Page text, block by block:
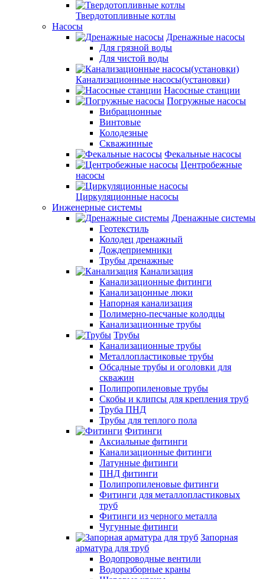
Твердотопливные котлы
Насосы
Дренажные насосы
Для грязной воды
Для чистой воды
Канализационные насосы(установки)
Насосные станции
Погружные насосы
Вибрационные
Винтовые
Колодезные
Скважинные
Фекальные насосы
Центробежные
насосы
Циркуляционные насосы
Инженерные системы
Дренажные системы
Геотекстиль
Колодец дренажный
Дождеприемники
Трубы дренажные
Канализация
Канализационные фитинги
Канализацонные люки
Напорная канализация
Полимерно-песчаные колодцы
Канализационные трубы
Трубы
Канализационные трубы
Металлопластиковые трубы
Обсадные трубы и оголовки для
скважин
Полипропиленовые трубы
Скобы и клипсы для крепления труб
Труба ПНД
Трубы для теплого пола
Фитинги
Аксиальные фитинги
Канализационные фитинги
Латунные фитинги
ПНД фитинги
Полипропиленовые фитинги
Фитинги для металлопластиковых
труб
Фитинги из черного металла
Чугунные фитинги
Запорная
арматура для труб
Водопроводные вентили
Водоразборные краны